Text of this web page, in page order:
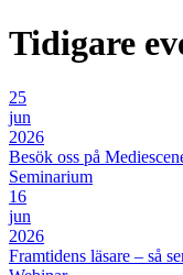
Tidigare
25
jun
2026
Besök oss på
Seminarium
16
jun
2026
Framtidens läsare – så